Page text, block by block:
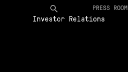
PRESS ROOM
Investor Relations